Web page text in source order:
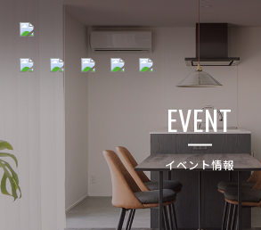
EVENT
イベント情報